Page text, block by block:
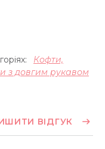
Кофти,
з довгим рукавом
ВІДГУК